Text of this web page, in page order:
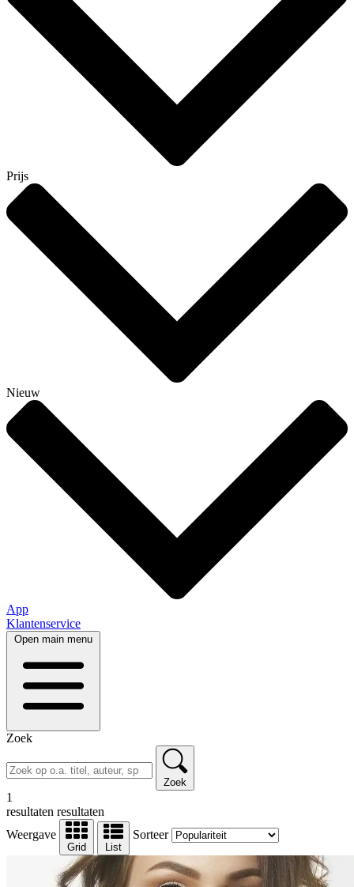
Prijs
Nieuw
App
Klantenservice
Open main menu
Zoek
Zoek
1
resultaten resultaten
Weergave
Grid List
Sorteer